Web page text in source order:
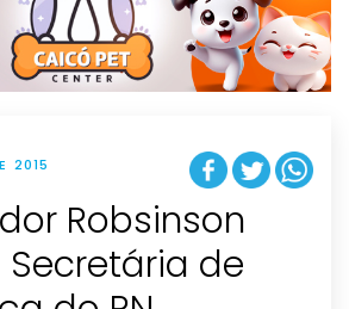
t
i
o
n
2015
Robsinson
Secretária de